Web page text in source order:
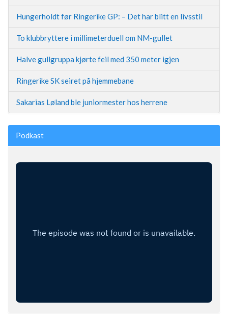
Hungerholdt før Ringerike GP: – Det har blitt en livsstil
To klubbryttere i millimeterduell om NM-gullet
Halve gullgruppa kjørte feil med 350 meter igjen
Ringerike SK seiret på hjemmebane
Sakarias Løland ble juniormester hos herrene
Podkast